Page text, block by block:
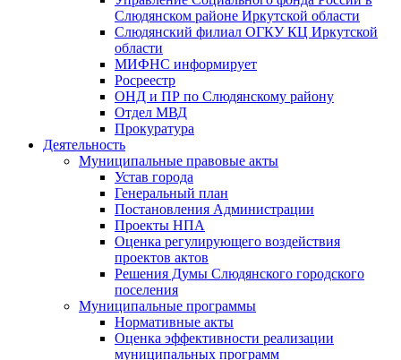
Слюдянском районе Иркутской области
Слюдянский филиал ОГКУ КЦ Иркутской
области
МИФНС информирует
Росреестр
ОНД и ПР по Слюдянскому району
Отдел МВД
Прокуратура
Деятельность
Муниципальные правовые акты
Устав города
Генеральный план
Постановления Администрации
Проекты НПА
Оценка регулирующего воздействия
проектов актов
Решения Думы Слюдянского городского
поселения
Муниципальные программы
Нормативные акты
Оценка эффективности реализации
муниципальных программ